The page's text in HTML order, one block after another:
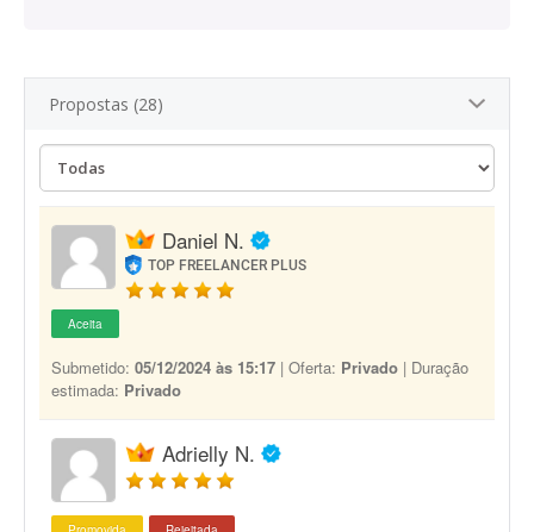
Propostas (28)
Daniel N.
TOP FREELANCER PLUS
Aceita
Submetido: 05/12/2024 às 15:17 | Oferta: Privado | Duração
estimada: Privado
Adrielly N.